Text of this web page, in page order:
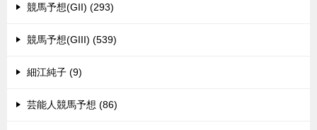
競馬予想(GII) (293)
競馬予想(GIII) (539)
細江純子 (9)
芸能人競馬予想 (86)